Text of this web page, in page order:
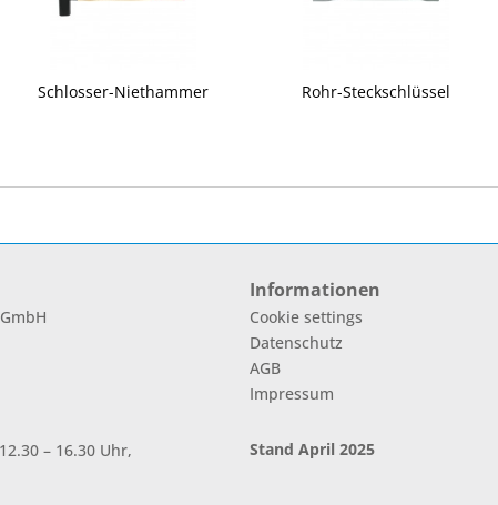
Schlosser-Niethammer Rohr-Steckschlüssel
– 16.30 Uhr,
Informationen
Cookie settings
Datenschutz
AGB
Impressum
Stand April 2025